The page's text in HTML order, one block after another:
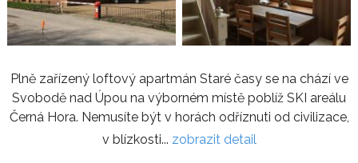
Plně zařízený loftový apartmán Staré časy se na chází ve
Svobodě nad Úpou na výborném místě poblíž SKI areálu
Černá Hora. Nemusíte být v horách odříznuti od civilizace,
v blízkosti... zobrazit detail